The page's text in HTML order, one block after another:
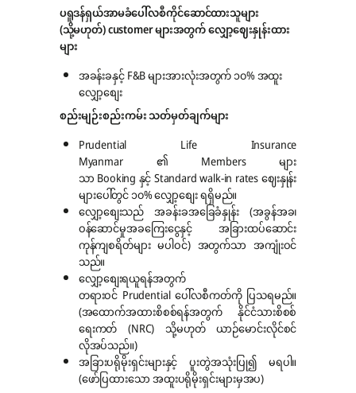
ပရူဒန်ရှယ်အာမခံပေါ်လစီကိုင်ဆောင်ထားသူများ
(သို့မဟုတ်) customer များအတွက် လျှော့ဈေးနှုန်းထား
များ
အခန်းခနှင့် F&B များအားလုံးအတွက် ၁၀% အထူး
လျှော့စျေး
စည်းမျဉ်းစည်းကမ်း သတ်မှတ်ချက်များ
Prudential Life Insurance
Myanmar ၏ Members များ
သာ Booking နှင့် Standard walk-in rates ဈေးနှုန်း
များပေါ်တွင် ၁၀% လျှော့စျေး ရရှိမည်။
လျှော့စျေးသည် အခန်းခအခြေခံနှုန်း (အခွန်အခ၊
ဝန်ဆောင်မှုအခကြေးငွေနှင့် အခြားထပ်ဆောင်း
ကုန်ကျစရိတ်များ မပါဝင်) အတွက်သာ အကျုံးဝင်
သည်။
လျှော့စျေးရယူရန်အတွက်
တရားဝင် Prudential ပေါ်လစီကတ်ကို ပြသရမည်။
(အထောက်အထားစိစစ်ရန်အတွက် နိုင်ငံသားစိစစ်
ရေးကတ် (NRC) သို့မဟုတ် ယာဉ်မောင်းလိုင်စင်
လိုအပ်သည်။)
အခြားပရိုမိုးရှင်းများနှင့် ပူးတွဲအသုံးပြု၍ မရပါ။
(ဖော်ပြထားသော အထူးပရိုမိုးရှင်းများမှအပ)